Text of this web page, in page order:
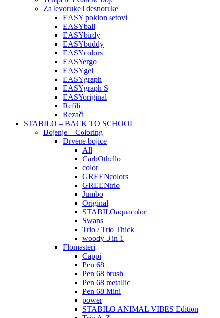
Za levoruke i desnoruke
EASY poklon setovi
EASYball
EASYbirdy
EASYbuddy
EASYcolors
EASYergo
EASYgel
EASYgraph
EASYgraph S
EASYoriginal
Refili
Rezači
STABILO – BACK TO SCHOOL
Bojenje – Coloring
Drvene bojice
All
CarbOthello
color
GREENcolors
GREENtrio
Jumbo
Original
STABILOaquacolor
Swans
Trio / Trio Thick
woody 3 in 1
Flomasteri
Cappi
Pen 68
Pen 68 brush
Pen 68 metallic
Pen 68 Mini
power
STABILO ANIMAL VIBES Edition